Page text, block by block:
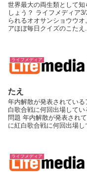
世界最大の両生類として
しょう？ ライフメディア
られるオオサンショウウ
アほぼ毎日クイズのこたえ...
ライフメディア
たえ
年内解散が発表されてい
白歌合戦に何回出場して
問題 年内解散が発表され
に紅白歌合戦に何回出場し
ライフメディア